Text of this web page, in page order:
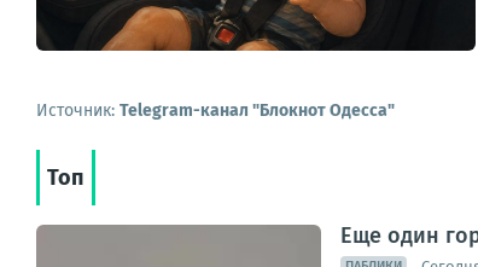
Источник: Telegram-канал "Блокнот Одесса"
Топ
Еще один